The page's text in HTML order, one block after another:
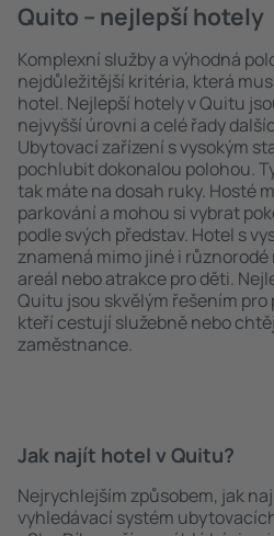
Quito – nejlepší hotely
Komplexní služby a výhodná
nejdůležitější kritéria, která
hotel. Nejlepší hotely v Quitu
nejvyšší úrovni a celé řady
Ubytovací zařízení s vysokým
pochlubit dokonalou polohou.
tak máte na dosah ruky. Hosté
parkování a mohou si vybrat
podle svých představ. Hotel s
znamená mimo jiné i různorodé
areál nebo atrakce pro děti.
Quitu jsou skvělým řešením pro
kteří cestují služebně nebo
zaměstnance.
Jak najít hotel v Quitu?
Nejrychlejším způsobem, jak
vyhledávací systém